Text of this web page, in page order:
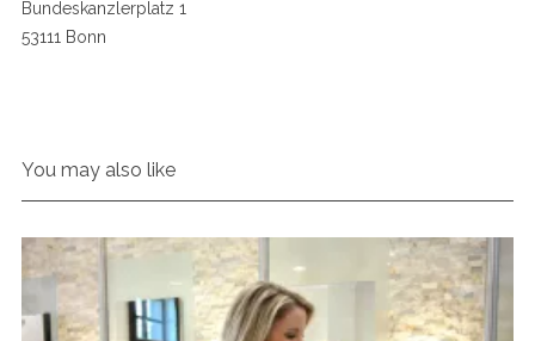
Bundeskanzlerplatz 1
53111 Bonn
You may also like